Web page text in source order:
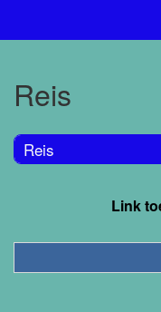
Reis
Reis
Link